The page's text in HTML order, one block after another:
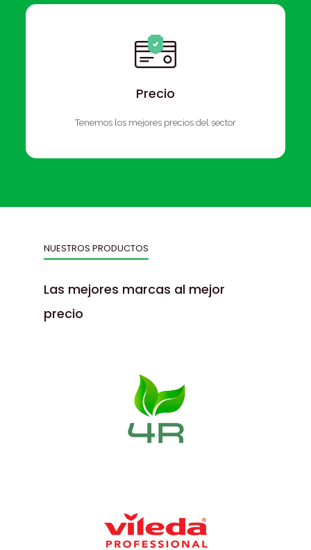
Precio
Tenemos los mejores precios del sector
NUESTROS PRODUCTOS
Las mejores marcas al mejor
precio